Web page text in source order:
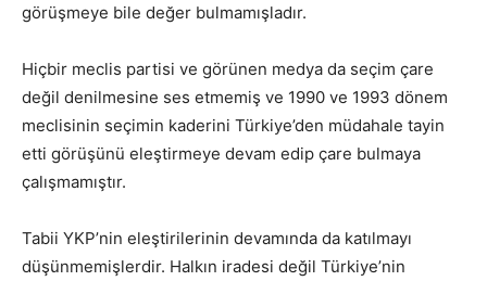
görüşmeye bile değer bulmamışladır.
Hiçbir meclis partisi ve görünen medya da seçim çare
değil denilmesine ses etmemiş ve 1990 ve 1993 dönem
meclisinin seçimin kaderini Türkiye’den müdahale tayin
etti görüşünü eleştirmeye devam edip çare bulmaya
çalışmamıştır.
Tabii YKP’nin eleştirilerinin devamında da katılmayı
düşünmemişlerdir. Halkın iradesi değil Türkiye’nin